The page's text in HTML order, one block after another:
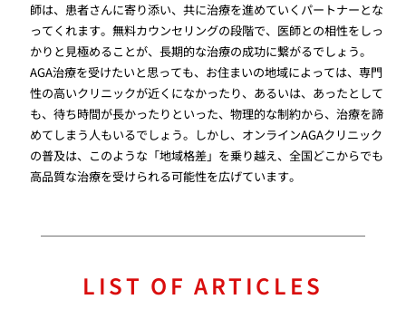
師は、患者さんに寄り添い、共に治療を進めていくパートナーとな
ってくれます。無料カウンセリングの段階で、医師との相性をしっ
かりと見極めることが、長期的な治療の成功に繋がるでしょう。
AGA治療を受けたいと思っても、お住まいの地域によっては、専門
性の高いクリニックが近くになかったり、あるいは、あったとして
も、待ち時間が長かったりといった、物理的な制約から、治療を諦
めてしまう人もいるでしょう。しかし、オンラインAGAクリニック
の普及は、このような「地域格差」を乗り越え、全国どこからでも
高品質な治療を受けられる可能性を広げています。
LIST OF ARTICLES